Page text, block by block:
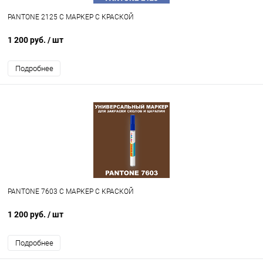
PANTONE 2125 C МАРКЕР С КРАСКОЙ
1 200 руб. / шт
Подробнее
PANTONE 7603 C МАРКЕР С КРАСКОЙ
1 200 руб. / шт
Подробнее